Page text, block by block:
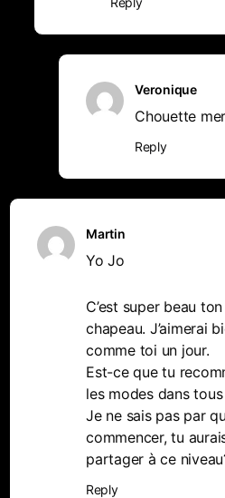
Veronique
Chouette
Reply
Martin
Yo Jo
C’est super beau
chapeau. J’aimerai
comme toi un jour.
Est-ce que tu
les modes dans
Je ne sais pas par
commencer, tu
partager à ce
Reply